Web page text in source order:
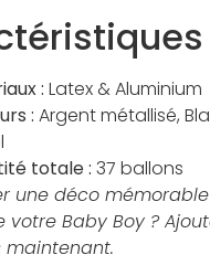
: Latex & Aluminium
: Argent métallisé,
totale : 37 ballons
une déco
votre Baby Boy ?
maintenant.